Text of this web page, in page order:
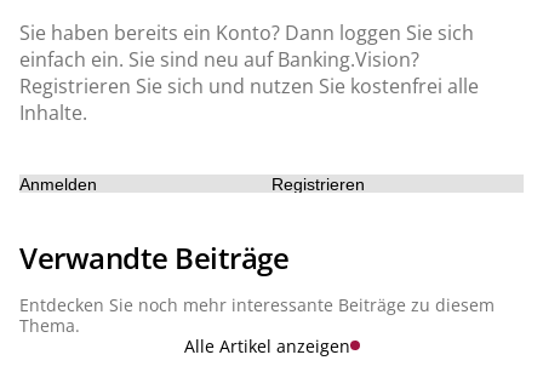
Sie haben bereits ein Konto? Dann loggen Sie sich
einfach ein. Sie sind neu auf Banking.Vision?
Registrieren Sie sich und nutzen Sie kostenfrei alle
Inhalte.
Anmelden Registrieren
Verwandte Beiträge
Entdecken Sie noch mehr interessante Beiträge zu diesem
Thema.
Alle Artikel anzeigen